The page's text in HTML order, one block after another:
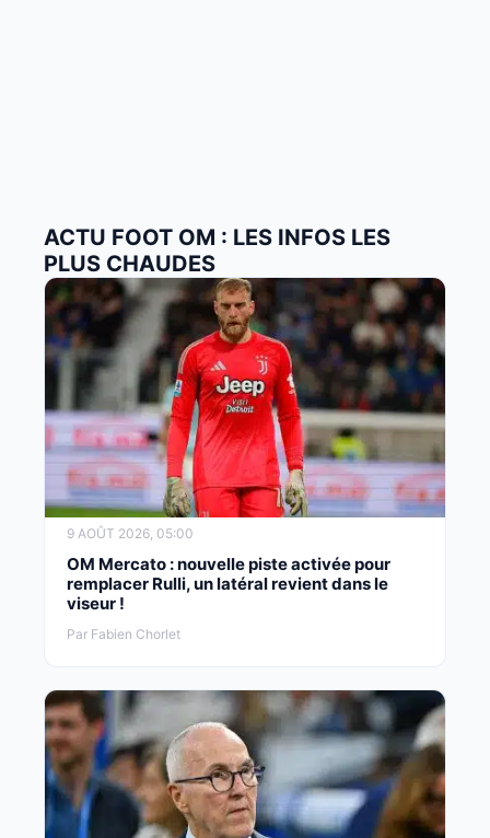
ACTU FOOT OM : LES INFOS LES
PLUS CHAUDES
9 AOÛT 2026, 05:00
OM Mercato : nouvelle piste activée pour
remplacer Rulli, un latéral revient dans le
viseur !
Par Fabien Chorlet